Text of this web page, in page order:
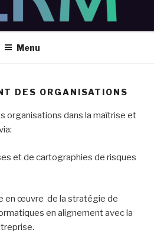
Menu
DES ORGANISATIONS
organisations dans la maîtrise et
et de cartographies de risques
en œuvre de la stratégie de
en alignement avec la